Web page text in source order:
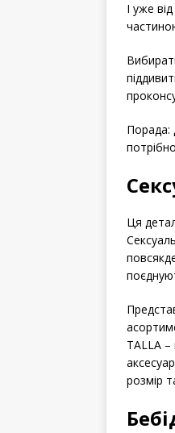
І уже
Порада:
Ця
TALLA –
розмір